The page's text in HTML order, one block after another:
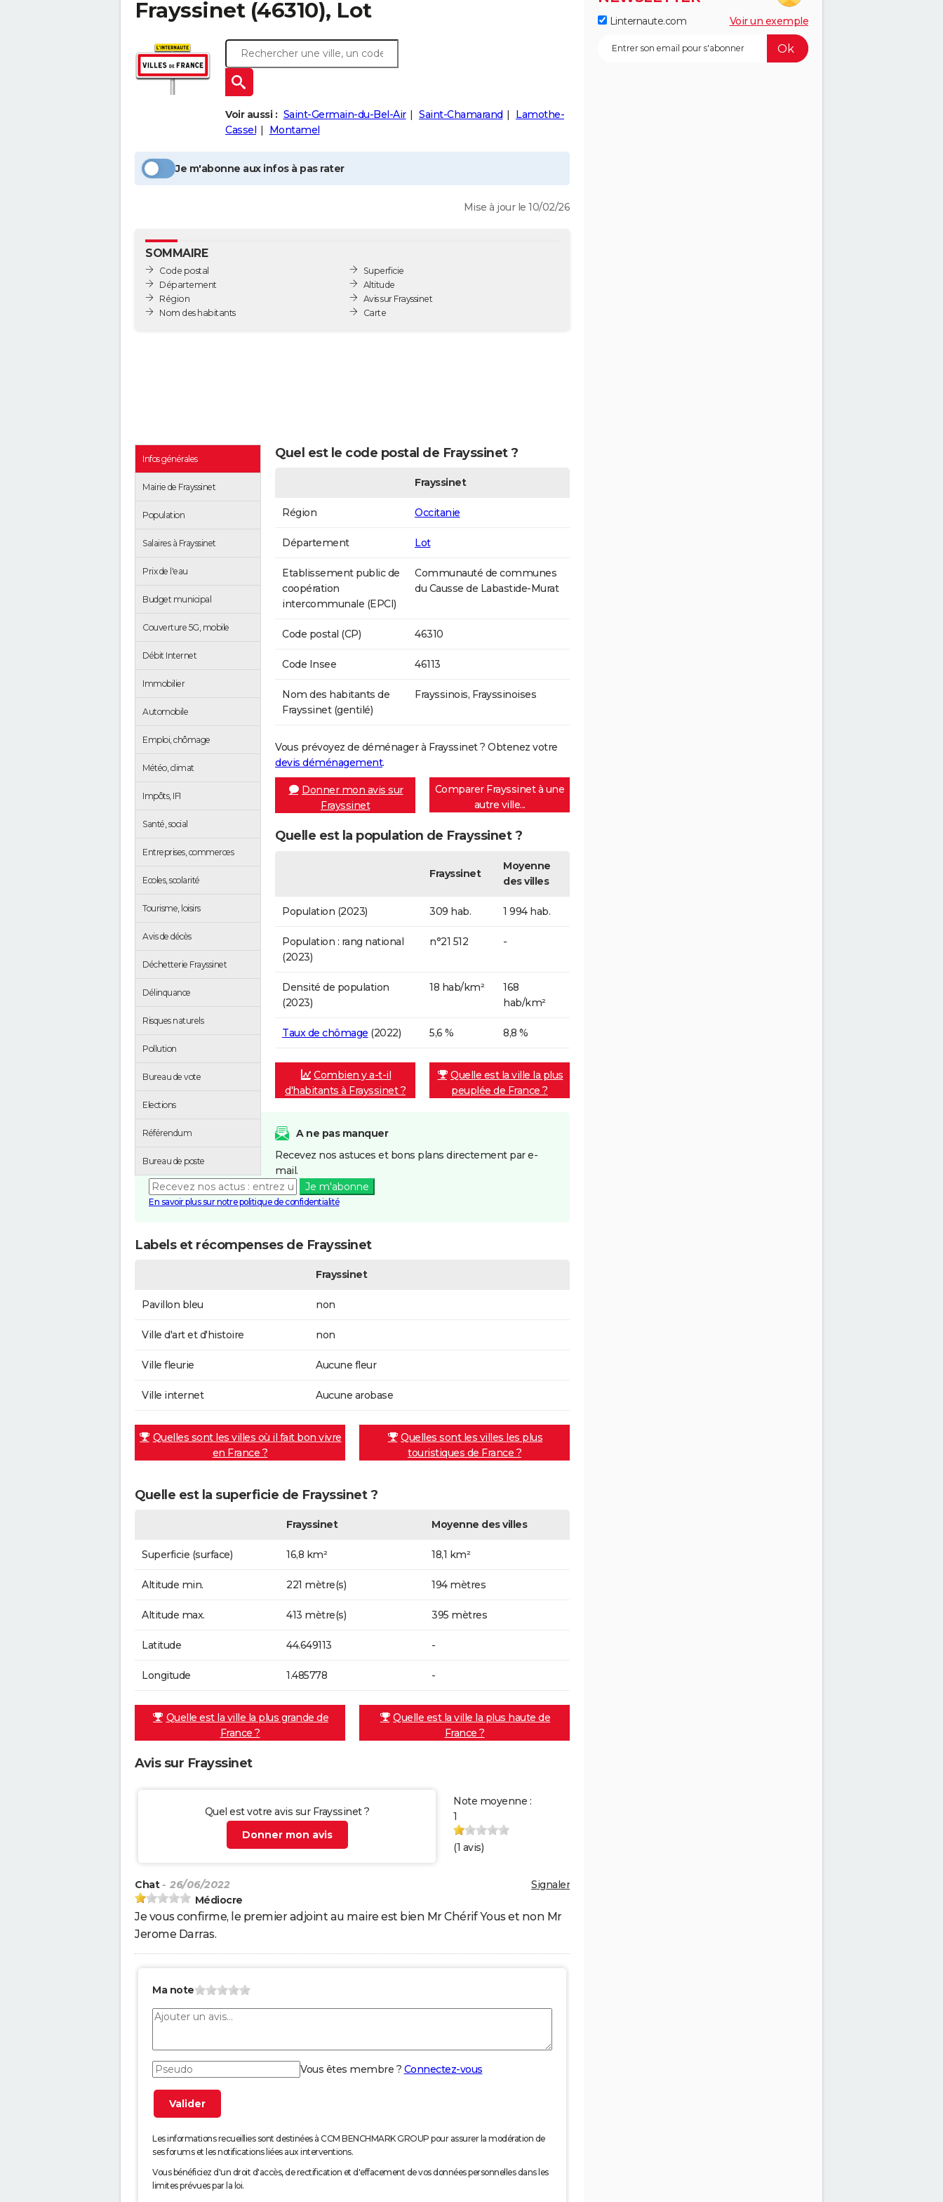
Frayssinet(46310), Lot
Voir aussi : Saint-Germain-du-Bel-Air Saint-Chamarand
Lamothe-
Cassel
Montamel
Je m'abonne aux infos à pas rater
Mise à jour le 10/02/26
SOMMAIRE
Code postal
Département
Région
Nom des habitants
Superficie
Altitude
Avis sur Frayssinet
Carte
Infos générales
Mairie de Frayssinet
Population
Salaires à Frayssinet
Prix de l'eau
Budget municipal
Couverture 5G, mobile
Débit Internet
Immobilier
Automobile
Emploi, chômage
Météo, climat
Impôts, IFI
Santé, social
Entreprises, commerces
Ecoles, scolarité
Tourisme, loisirs
Avis de décès
Déchetterie Frayssinet
Délinquance
Risques naturels
Pollution
Bureau de vote
Elections
Référendum
Bureau de poste
Quel est le code postal de Frayssinet ?
Frayssinet
Région Occitanie
Département Lot
Etablissement public de
coopération
intercommunale (EPCI)
Communauté de communes
du Causse de Labastide-Murat
Code postal (CP) 46310
Code Insee 46113
Nom des habitants de
Frayssinet (gentilé)
Frayssinois, Frayssinoises
Vous prévoyez de déménager à Frayssinet ? Obtenez votre
devis déménagement.
Donner mon avis sur
Frayssinet
Comparer Frayssinet à une
autre ville...
Quelle est la population de Frayssinet ?
Frayssinet
Moyenne
des villes
Population (2023) 309 hab. 1 994 hab.
Population : rang national
(2023)
n°21 512 -
Densité de population
(2023)
18 hab/km²
168
hab/km²
Taux de chômage (2022) 5,6 % 8,8 %
Combien y a-t-il
d'habitants à Frayssinet ?
Quelle est la ville la plus
peuplée de France ?
A ne pas manquer
Recevez nos astuces et bons plans directement par e-
mail.
Je m'abonne
En savoir plus sur notre politique de confidentialité
Labels et récompenses de Frayssinet
Frayssinet
Pavillon bleu non
Ville d'art et d'histoire non
Ville fleurie Aucune fleur
Ville internet Aucune arobase
Quelles sont les villes où il fait bon vivre
en France ?
Quelles sont les villes les plus
touristiques de France ?
Quelle est la superficie de Frayssinet ?
Frayssinet Moyenne des villes
Superficie (surface) 16,8 km² 18,1 km²
Altitude min. 221 mètre(s) 194 mètres
Altitude max. 413 mètre(s) 395 mètres
Latitude 44.649113 -
Longitude 1.485778 -
Quelle est la ville la plus grande de
France ?
Quelle est la ville la plus haute de
France ?
Avis sur Frayssinet
Quel est votre avis sur Frayssinet ?
Donner mon avis
Note moyenne :
1
(1 avis)
Signaler
Chat- 26/06/2022
Médiocre
Je vous confirme, le premier adjoint au maire est bien Mr Chérif Yous et non Mr
Jerome Darras.
Ma note
Vous êtes membre ? Connectez-vous
Les informations recueillies sont destinées à CCM BENCHMARK GROUP pour assurer la modération de
ses forums et les notifications liées aux interventions.
Vous bénéficiez d'un droit d'accès, de rectification et d'effacement de vos données personnelles dans les
limites prévues par la loi.
Linternaute.com Voir un exemple